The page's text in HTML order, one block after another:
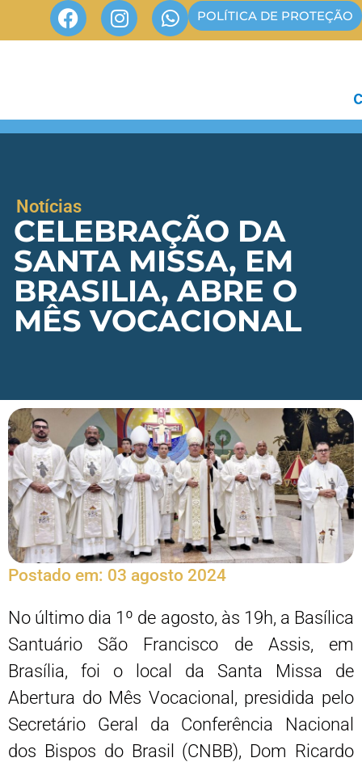
POLÍTICA DE PROTEÇÃO
Notícias
CELEBRAÇÃO DA
SANTA MISSA, EM
BRASILIA, ABRE O
MÊS VOCACIONAL
Postado em: 03 agosto 2024
No último dia 1º de agosto, às 19h, a Basílica
Santuário São Francisco de Assis, em
Brasília, foi o local da Santa Missa de
Abertura do Mês Vocacional, presidida pelo
Secretário Geral da Conferência Nacional
dos Bispos do Brasil (CNBB), Dom Ricardo